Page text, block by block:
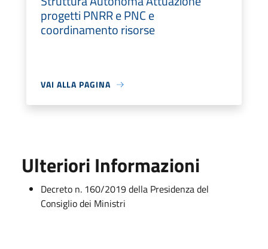
progetti PNRR e PNC e
coordinamento risorse
VAI ALLA PAGINA
Ulteriori Informazioni
Decreto n. 160/2019 della Presidenza del
Consiglio dei Ministri